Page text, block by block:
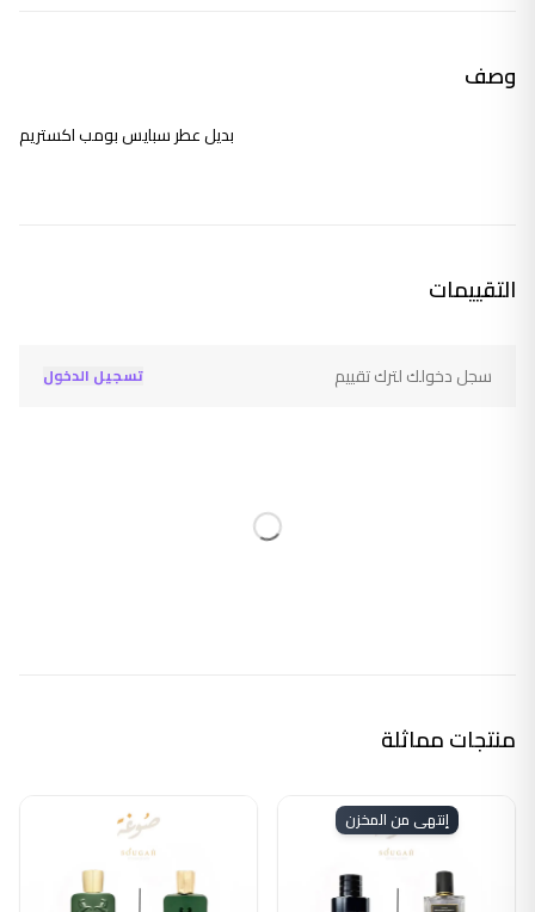
وصف
بديل عطر سبايس بومب اكستريم
التقييمات
سجل دخولك لترك تقييم تسجيل الدخول
منتجات مماثلة
إنتهى من المخزن